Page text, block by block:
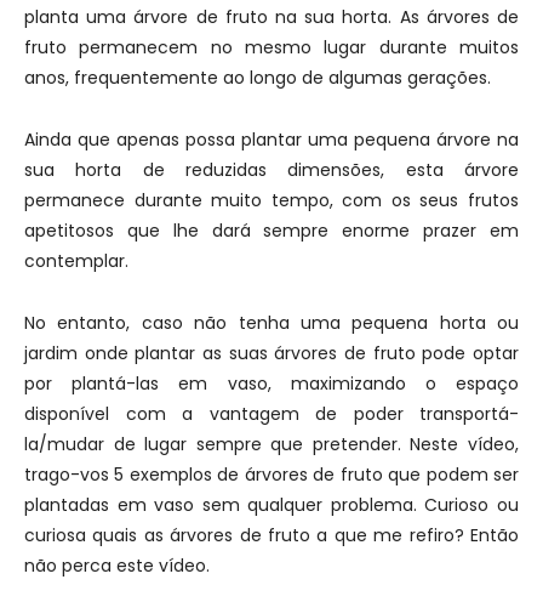
planta uma árvore de fruto na sua horta. As árvores de
fruto permanecem no mesmo lugar durante muitos
anos, frequentemente ao longo de algumas gerações.
Ainda que apenas possa plantar uma pequena árvore na
sua horta de reduzidas dimensões, esta árvore
permanece durante muito tempo, com os seus frutos
apetitosos que lhe dará sempre enorme prazer em
contemplar.
No entanto, caso não tenha uma pequena horta ou
jardim onde plantar as suas árvores de fruto pode optar
por plantá-las em vaso, maximizando o espaço
disponível com a vantagem de poder transportá-
la/mudar de lugar sempre que pretender. Neste vídeo,
trago-vos 5 exemplos de árvores de fruto que podem ser
plantadas em vaso sem qualquer problema. Curioso ou
curiosa quais as árvores de fruto a que me refiro? Então
não perca este vídeo.